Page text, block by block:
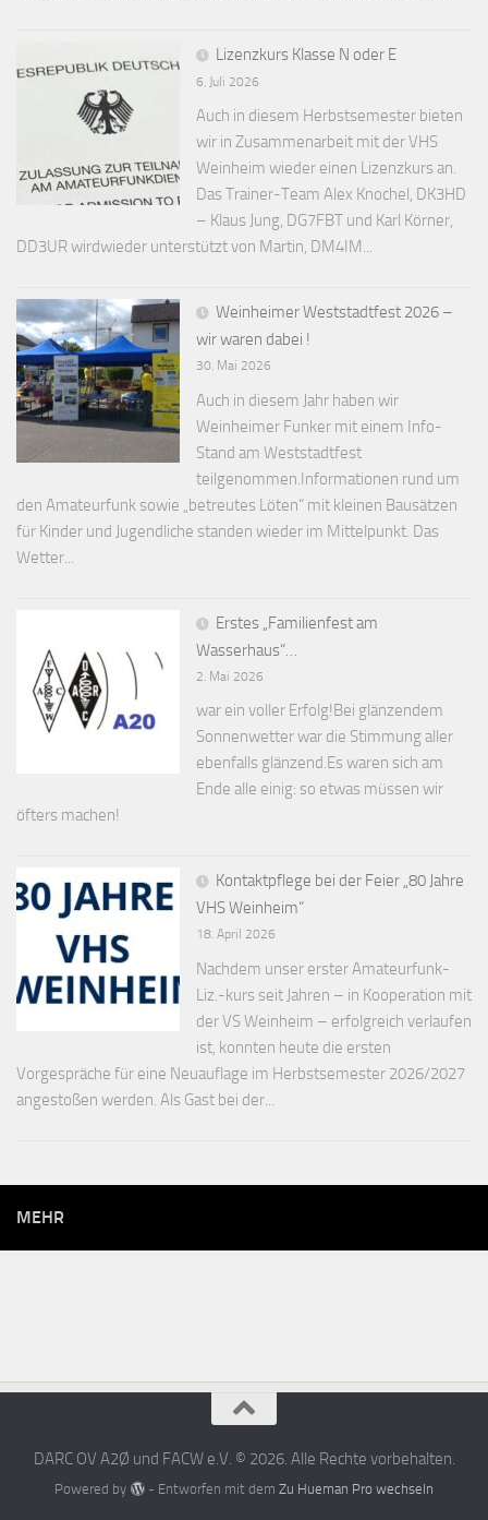
Lizenzkurs Klasse N oder E
6. Juli 2026
Auch in diesem Herbstsemester bieten
wir in Zusammenarbeit mit der VHS
Weinheim wieder einen Lizenzkurs an.
Das Trainer-Team Alex Knochel, DK3HD
– Klaus Jung, DG7FBT und Karl Körner,
DD3UR wirdwieder unterstützt von Martin, DM4IM...
Weinheimer Weststadtfest 2026 –
wir waren dabei !
30. Mai 2026
Auch in diesem Jahr haben wir
Weinheimer Funker mit einem Info-
Stand am Weststadtfest
teilgenommen.Informationen rund um
den Amateurfunk sowie „betreutes Löten“ mit kleinen Bausätzen
für Kinder und Jugendliche standen wieder im Mittelpunkt. Das
Wetter...
Erstes „Familienfest am
Wasserhaus“…
2. Mai 2026
war ein voller Erfolg!Bei glänzendem
Sonnenwetter war die Stimmung aller
ebenfalls glänzend.Es waren sich am
Ende alle einig: so etwas müssen wir
öfters machen!
Kontaktpflege bei der Feier „80 Jahre
VHS Weinheim“
18. April 2026
Nachdem unser erster Amateurfunk-
Liz.-kurs seit Jahren – in Kooperation mit
der VS Weinheim – erfolgreich verlaufen
ist, konnten heute die ersten
Vorgespräche für eine Neuauflage im Herbstsemester 2026/2027
angestoßen werden. Als Gast bei der...
MEHR
DARC OV A2Ø und FACW e.V. © 2026. Alle Rechte vorbehalten.
Powered by - Entworfen mit dem Zu Hueman Pro wechseln